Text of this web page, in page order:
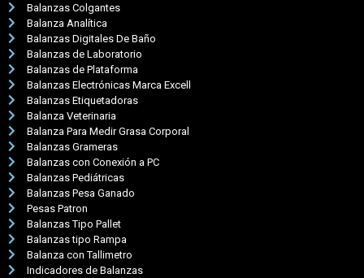
Balanzas Colgantes
Balanza Analítica
Balanzas Digitales De Baño
Balanzas de Laboratorio
Balanzas de Plataforma
Balanzas Electrónicas Marca Excell
Balanzas Etiquetadoras
Balanza Veterinaria
Balanza Para Medir Grasa Corporal
Balanzas Grameras
Balanzas con Conexión a PC
Balanzas Pediátricas
Balanzas Pesa Ganado
Pesas Patron
Balanzas Tipo Pallet
Balanzas tipo Rampa
Balanza con Tallimetro
Indicadores de Balanzas